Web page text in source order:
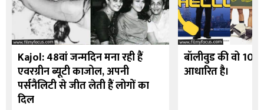
Kajol: 48वां जन्मदिन मना रही हैं
एवरग्रीन ब्यूटी काजोल, अपनी
पर्सनैलिटी से जीत लेती हैं लोगों का
दिल
बॉलीवुड की वो 10
आधारित है।